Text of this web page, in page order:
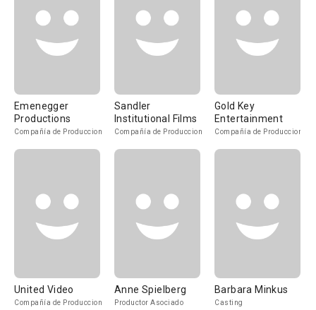
Emenegger
Productions
Compañía de Produccion
Sandler
Institutional Films
Compañía de Produccion
Gold Key
Entertainment
Compañía de Produccion
United Video
Compañía de Produccion
Anne Spielberg
Productor Asociado
Barbara Minkus
Casting